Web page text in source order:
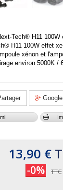
Tech® H11
® H11 100W effet
xénon et
environ 5000K /
13,90 €
-0% TTC